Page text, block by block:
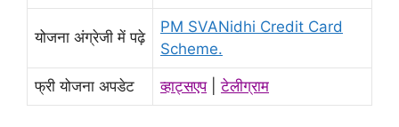
योजना अंग्रेजी में पढ़े
PM SVANidhi Credit Card
Scheme.
फ्री योजना अपडेट व्हाट्सएप|टेलीग्राम